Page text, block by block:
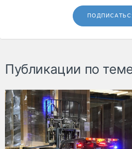
Публикации по